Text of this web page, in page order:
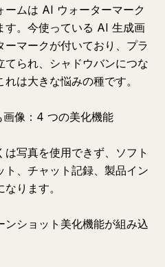
ームは AI ウォーターマーク
す。今使っている AI 生成画
マークが付いており、プラ
てられ、シャドウバンにつな
は大きな悩みの種です。
像：4 つの美化機能
写真を使用できず、ソフト
ト、チャット記録、製品イン
ります。
ンショット美化機能が組み込